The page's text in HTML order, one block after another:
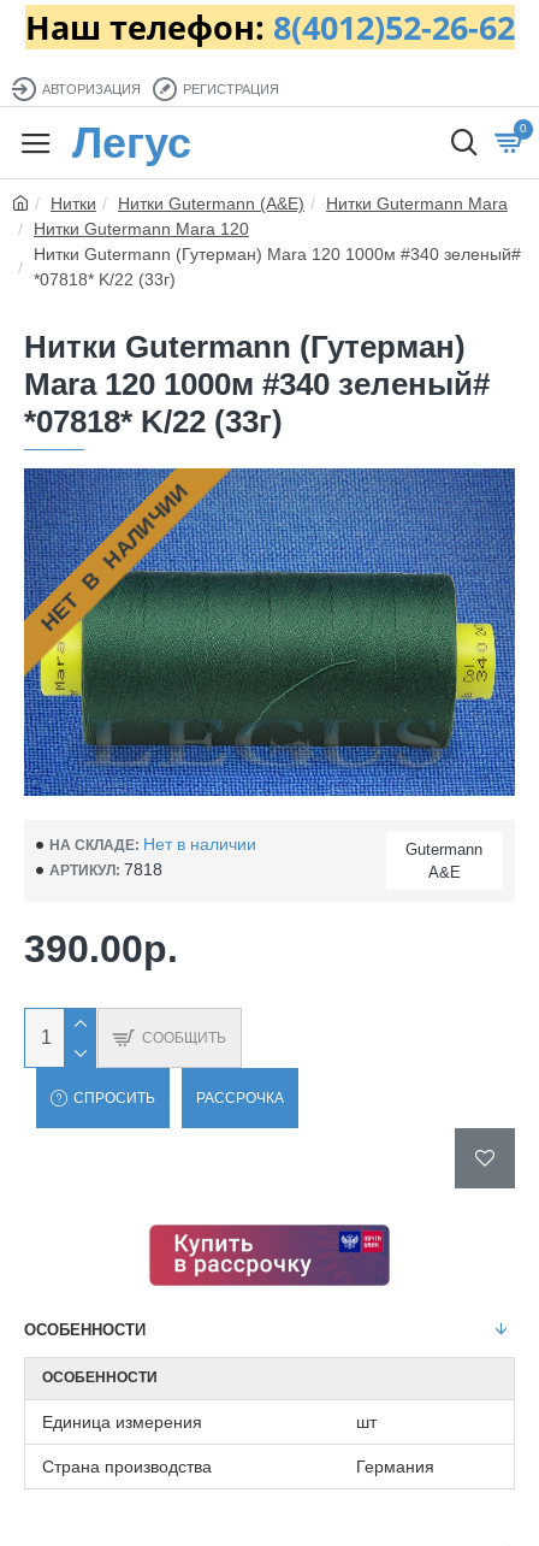
Наш телефон: 8(4012)52-26-62
АВТОРИЗАЦИЯ РЕГИСТРАЦИЯ
Легус 0
Нитки Нитки Gutermann (A&E)
Нитки Gutermann Mara
Нитки Gutermann Mara 120
Нитки Gutermann (Гутерман) Mara 120 1000м #340 зеленый#
*07818* K/22 (33г)
Нитки Gutermann (Гутерман)
Mara 120 1000м #340 зеленый#
*07818* K/22 (33г)
НЕТ В НАЛИЧИИ
НА СКЛАДЕ: Нет в наличии
АРТИКУЛ: 7818
Gutermann
A&E
390.00р.
СООБЩИТЬ
СПРОСИТЬ РАССРОЧКА
ОСОБЕННОСТИ
ОСОБЕННОСТИ
Единица измерения шт
Страна производства Германия